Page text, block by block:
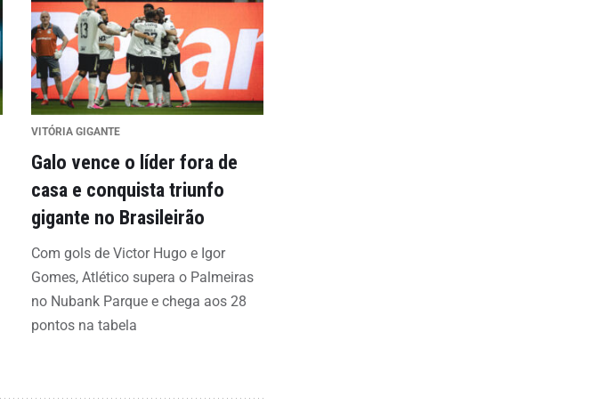
VITÓRIA GIGANTE
Galo vence o líder fora de
casa e conquista triunfo
gigante no Brasileirão
Com gols de Victor Hugo e Igor
Gomes, Atlético supera o Palmeiras
no Nubank Parque e chega aos 28
pontos na tabela